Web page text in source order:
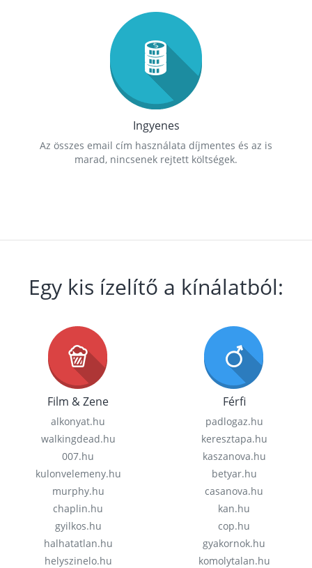
Ingyenes
Az összes email cím használata díjmentes és az is
marad, nincsenek rejtett költségek.
Egy kis ízelítő a kínálatból:
Film & Zene
alkonyat.hu
walkingdead.hu
007.hu
kulonvelemeny.hu
murphy.hu
chaplin.hu
gyilkos.hu
halhatatlan.hu
helyszinelo.hu
Férfi
padlogaz.hu
keresztapa.hu
kaszanova.hu
betyar.hu
casanova.hu
kan.hu
cop.hu
gyakornok.hu
komolytalan.hu